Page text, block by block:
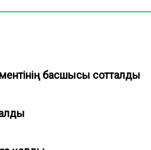
басшысы сотталды